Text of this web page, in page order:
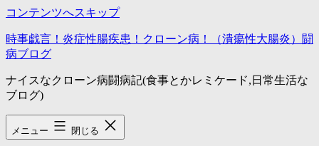
コンテンツへスキップ
時事戯言！炎症性腸疾患！クローン病！（潰瘍性大腸炎）闘
病ブログ
ナイスなクローン病闘病記(食事とかレミケード,日常生活な
ブログ)
メニュー 閉じる